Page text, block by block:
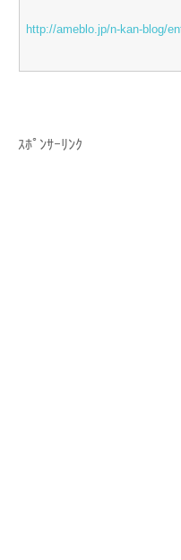
http://ameblo.jp/n-kan-blog/
ｽﾎﾟﾝｻｰﾘﾝｸ